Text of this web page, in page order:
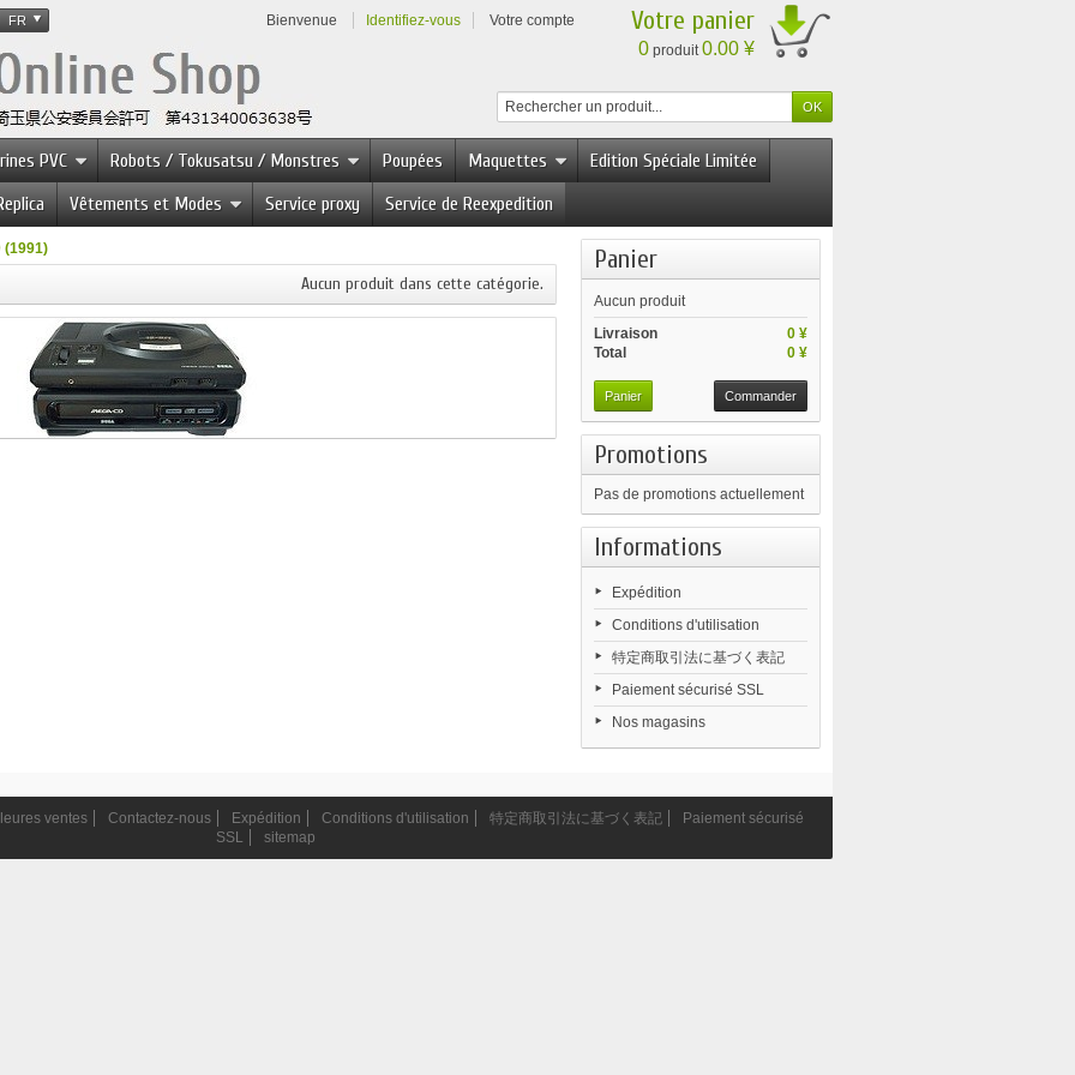
FR Bienvenue Identifiez-vous Votre compte Votre panier
0 produit0.00 ¥
PVC Robots / Tokusatsu / Monstres Poupées Maquettes
Edition Spéciale Limitée
Vêtements et Modes Service proxy Service de Reexpedition
(1991)
Aucun produit dans cette catégorie.
Panier
Aucun produit
0 ¥
Livraison
0 ¥
Total
Panier Commander
Promotions
Pas de promotions actuellement
Informations
Expédition
Conditions d'utilisation
特定商取引法に基づく表記
Paiement sécurisé SSL
Nos magasins
ventes Contactez-nous Expédition Conditions d'utilisation 特定商取引法に基づく表記
Paiement sécurisé
SSL
sitemap